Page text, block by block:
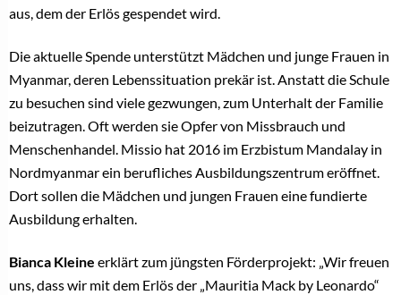
aus, dem der Erlös gespendet wird.
Die aktuelle Spende unterstützt Mädchen und junge Frauen in
Myanmar, deren Lebenssituation prekär ist. Anstatt die Schule
zu besuchen sind viele gezwungen, zum Unterhalt der Familie
beizutragen. Oft werden sie Opfer von Missbrauch und
Menschenhandel. Missio hat 2016 im Erzbistum Mandalay in
Nordmyanmar ein berufliches Ausbildungszentrum eröffnet.
Dort sollen die Mädchen und jungen Frauen eine fundierte
Ausbildung erhalten.
Bianca Kleine erklärt zum jüngsten Förderprojekt: „Wir freuen
uns, dass wir mit dem Erlös der „Mauritia Mack by Leonardo“